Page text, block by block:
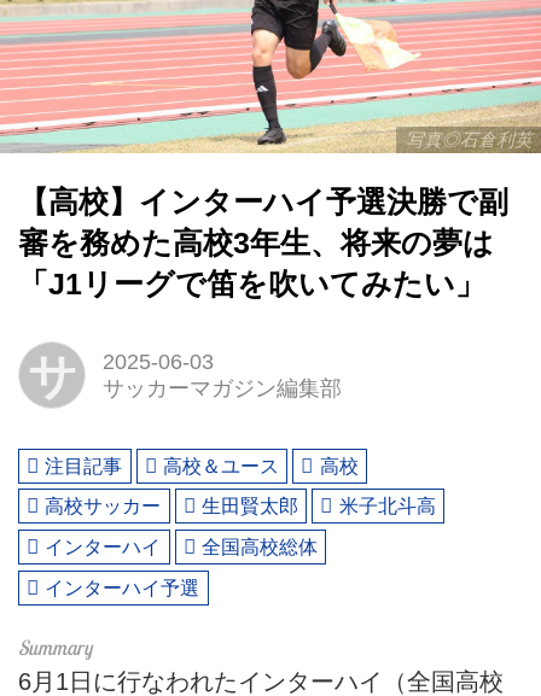
写真◎石倉利英
【高校】インターハイ予選決勝で副
審を務めた高校3年生、将来の夢は
「J1リーグで笛を吹いてみたい」
サ
2025-06-03
サッカーマガジン編集部
注目記事 高校＆ユース
高校
高校サッカー
生田賢太郎
米子北斗高
インターハイ
全国高校総体
インターハイ予選
6月1日に行なわれたインターハイ（全国高校